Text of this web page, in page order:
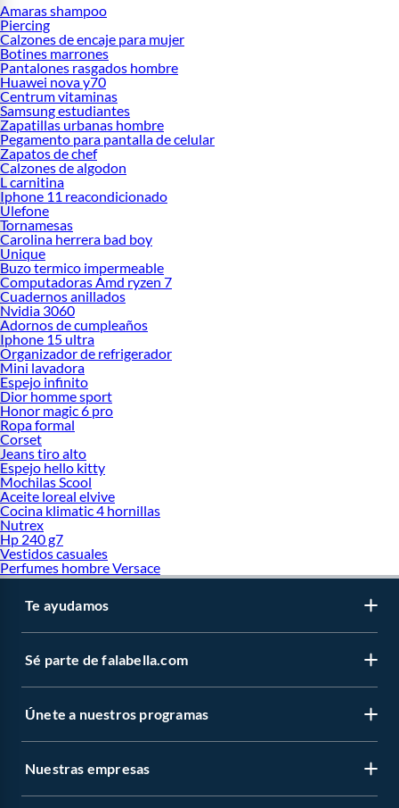
Amaras shampoo
Piercing
Calzones de encaje para mujer
Botines marrones
Pantalones rasgados hombre
Huawei nova y70
Centrum vitaminas
Samsung estudiantes
Zapatillas urbanas hombre
Pegamento para pantalla de celular
Zapatos de chef
Calzones de algodon
L carnitina
Iphone 11 reacondicionado
Ulefone
Tornamesas
Carolina herrera bad boy
Unique
Buzo termico impermeable
Computadoras Amd ryzen 7
Cuadernos anillados
Nvidia 3060
Adornos de cumpleaños
Iphone 15 ultra
Organizador de refrigerador
Mini lavadora
Espejo infinito
Dior homme sport
Honor magic 6 pro
Ropa formal
Corset
Jeans tiro alto
Espejo hello kitty
Mochilas Scool
Aceite loreal elvive
Cocina klimatic 4 hornillas
Nutrex
Hp 240 g7
Vestidos casuales
Perfumes hombre Versace
Te ayudamos
Sé parte de falabella.com
Únete a nuestros programas
Nuestras empresas